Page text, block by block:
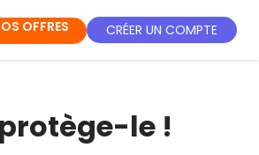
OFFRES CRÉER UN COMPTE
le !